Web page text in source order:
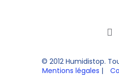
© 2012 Humidistop.
Mentions légales |